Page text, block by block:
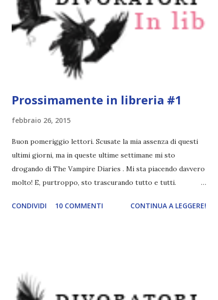
Prossimamente in libreria #1
febbraio 26, 2015
Buon pomeriggio lettori. Scusate la mia assenza di questi
ultimi giorni, ma in queste ultime settimane mi sto
drogando di The Vampire Diaries . Mi sta piacendo davvero
molto! E, purtroppo, sto trascurando tutto e tutti.
che troveremo prossimamente in libreria e che scommetto
di loro. Scelta per ospitare il primo studente L'eihr in
assoluto per uno scambio, Cara pensa che il suo futuro sia
CONDIVIDI 10 COMMENTI CONTINUA A LEGGERE!